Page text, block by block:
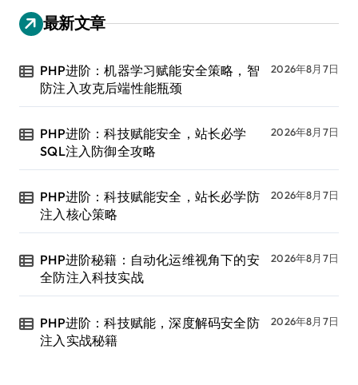
最新文章
PHP进阶：机器学习赋能安全策略，智
防注入攻克后端性能瓶颈
2026年8月7日
PHP进阶：科技赋能安全，站长必学
SQL注入防御全攻略
2026年8月7日
PHP进阶：科技赋能安全，站长必学防
注入核心策略
2026年8月7日
PHP进阶秘籍：自动化运维视角下的安
全防注入科技实战
2026年8月7日
PHP进阶：科技赋能，深度解码安全防
注入实战秘籍
2026年8月7日